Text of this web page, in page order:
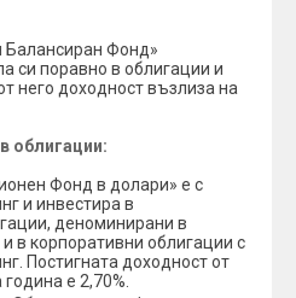
Балансиран Фонд»
си поравно в облигации и
него доходност възлиза на
облигации:
Фонд в долари» е с
и инвестира в
деноминирани в
в корпоративни облигации с
Постигната доходност от
е 2,70%.